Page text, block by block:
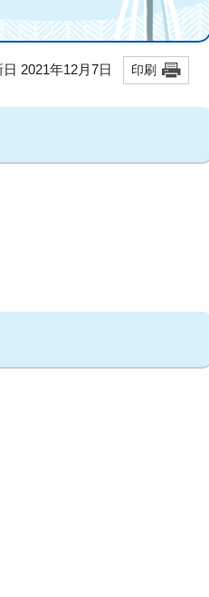
2021年12月7日 印刷